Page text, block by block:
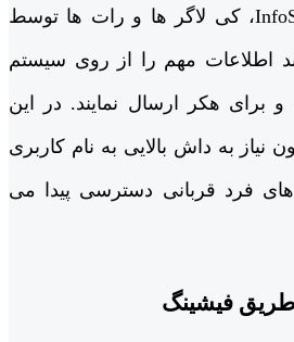
بدافزارهای مثل InfoStealer، کی لاگر ها و رات ها توسط
اطلاعات مهم را از روی سیستم
و برای هکر ارسال نمایند. در این
نیاز به داش بالایی به نام کاربری
فرد قربانی دسترسی پیدا می